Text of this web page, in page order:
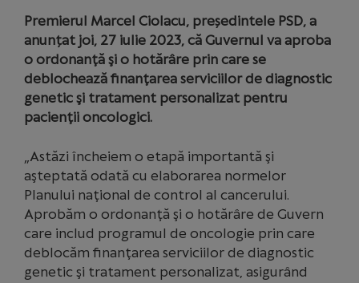
Premierul Marcel Ciolacu, președintele PSD, a
anunțat joi, 27 iulie 2023, că Guvernul va aproba
o ordonanţă şi o hotărâre prin care se
deblochează finanţarea serviciilor de diagnostic
genetic şi tratament personalizat pentru
pacienţii oncologici.
„Astăzi încheiem o etapă importantă şi
aşteptată odată cu elaborarea normelor
Planului naţional de control al cancerului.
Aprobăm o ordonanţă şi o hotărâre de Guvern
care includ programul de oncologie prin care
deblocăm finanţarea serviciilor de diagnostic
genetic şi tratament personalizat, asigurând